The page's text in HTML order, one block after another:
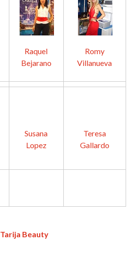
Raquel
Bejarano
Romy
Villanueva
Susana
Lopez
Teresa
Gallardo
Tarija Beauty